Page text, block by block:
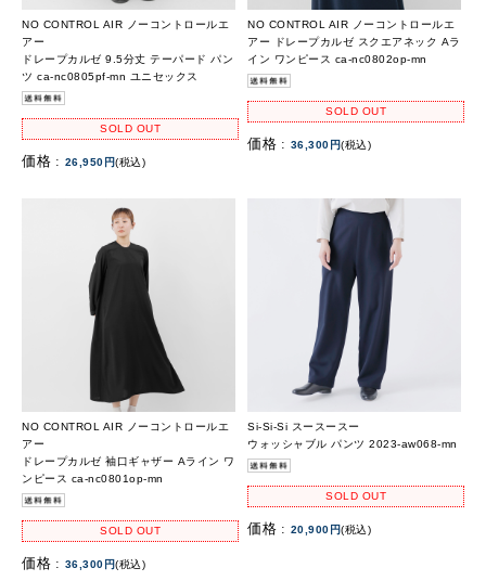
NO CONTROL AIR ノーコントロールエ
アー
ドレープカルゼ 9.5分丈 テーパード パン
ツ ca-nc0805pf-mn ユニセックス
SOLD OUT
価格 : 26,950円(税込)
NO CONTROL AIR ノーコントロールエ
アー ドレープカルゼ スクエアネック Aラ
イン ワンピース ca-nc0802op-mn
SOLD OUT
価格 : 36,300円(税込)
NO CONTROL AIR ノーコントロールエ
アー
ドレープカルゼ 袖口ギャザー Aライン ワ
ンピース ca-nc0801op-mn
SOLD OUT
価格 : 36,300円(税込)
Si-Si-Si スースースー
ウォッシャブル パンツ 2023-aw068-mn
SOLD OUT
価格 : 20,900円(税込)